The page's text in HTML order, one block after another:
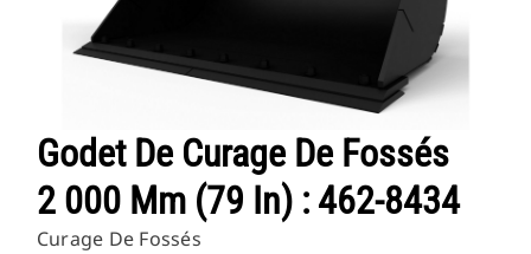
Godet De Curage De Fossés
2 000 Mm (79 In) : 462-8434
Curage De Fossés